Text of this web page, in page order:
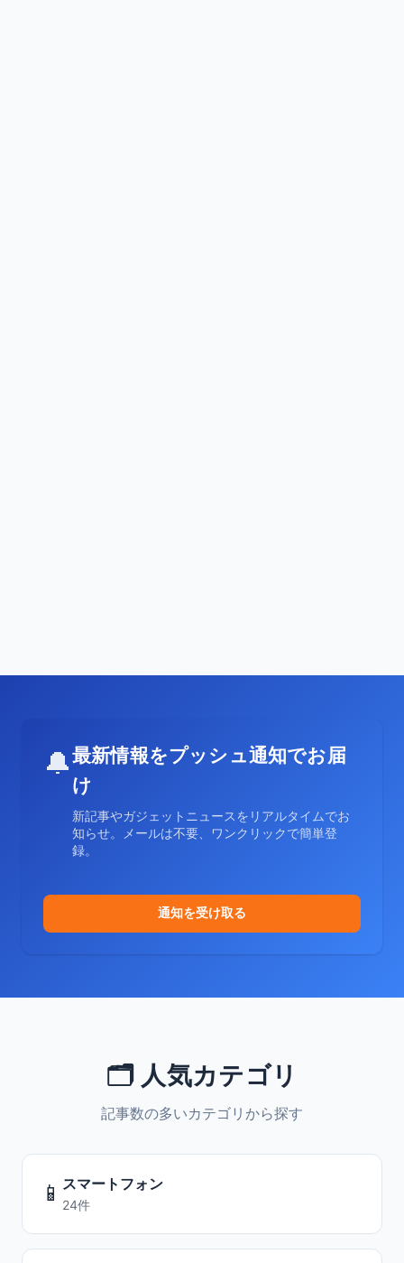
🔔最新情報をプッシュ通知でお届
け
新記事やガジェットニュースをリアルタイムでお
知らせ。メールは不要、ワンクリックで簡単登
録。
通知を受け取る
🗂️ 人気カテゴリ
記事数の多いカテゴリから探す
📱 スマートフォン
24件